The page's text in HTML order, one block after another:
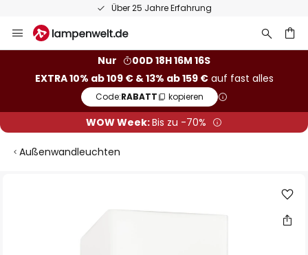
Über 25 Jahre Erfahrung
Inhalt
Nur
00D 18H 16M 16S
EXTRA 10% ab 109 € & 13% ab 159 €auf fast alles
Code:RABATT kopieren
WOW Week:Bis zu -70%
Außenwandleuchten